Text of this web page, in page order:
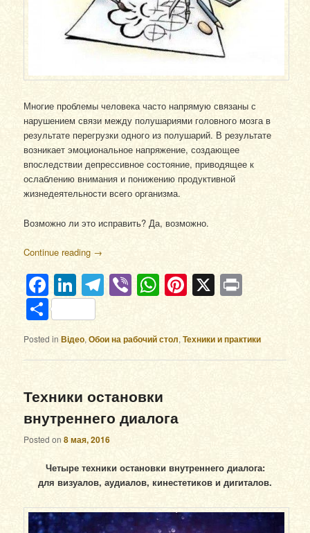
Многие проблемы человека часто напрямую связаны с
нарушением связи между полушариями головного мозга в
результате перегрузки одного из полушарий. В результате
возникает эмоциональное напряжение, создающее
впоследствии депрессивное состояние, приводящее к
ослаблению внимания и понижению продуктивной
жизнедеятельности всего организма.
Возможно ли это исправить? Да, возможно.
Continue reading →
Facebook
LinkedIn
Telegram
ViberWhatsApp
Pinterest
X
Отправить
Posted in Відео,Обои на рабочий стол,Техники и практики
Техники остановки
внутреннего диалога
Posted on8 мая, 2016
Четыре техники остановки внутреннего диалога:
для визуалов, аудиалов, кинестетиков и дигиталов.